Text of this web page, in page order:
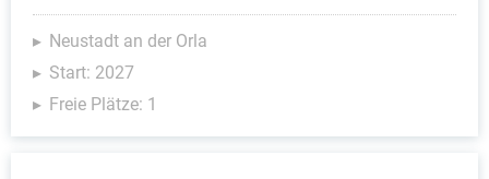
Neustadt an der Orla
Start: 2027
Freie Plätze: 1